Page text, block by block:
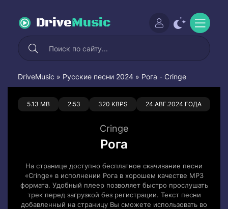
DriveMusic
DriveMusic » Русские песни 2024 » Рога - Cringe
5.13 MB 2:53 320 KBPS 24.АВГ.2024 ГОДА
0 0
Cringe
Рога
На странице доступно бесплатное скачивание песни
«Cringe» в исполнении Рога в хорошем качестве MP3
формата. Удобный плеер позволяет быстро прослушать
трек перед загрузкой без регистрации. Текст песни
добавленный на страницу Вы сможете использовать во